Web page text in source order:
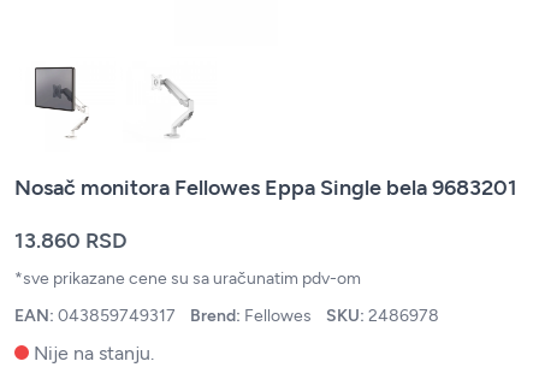
Nosač monitora Fellowes Eppa Single bela 9683201
13.860 RSD
*sve prikazane cene su sa uračunatim pdv-om
EAN: 043859749317 Brend: Fellowes SKU: 2486978
Nije na stanju.